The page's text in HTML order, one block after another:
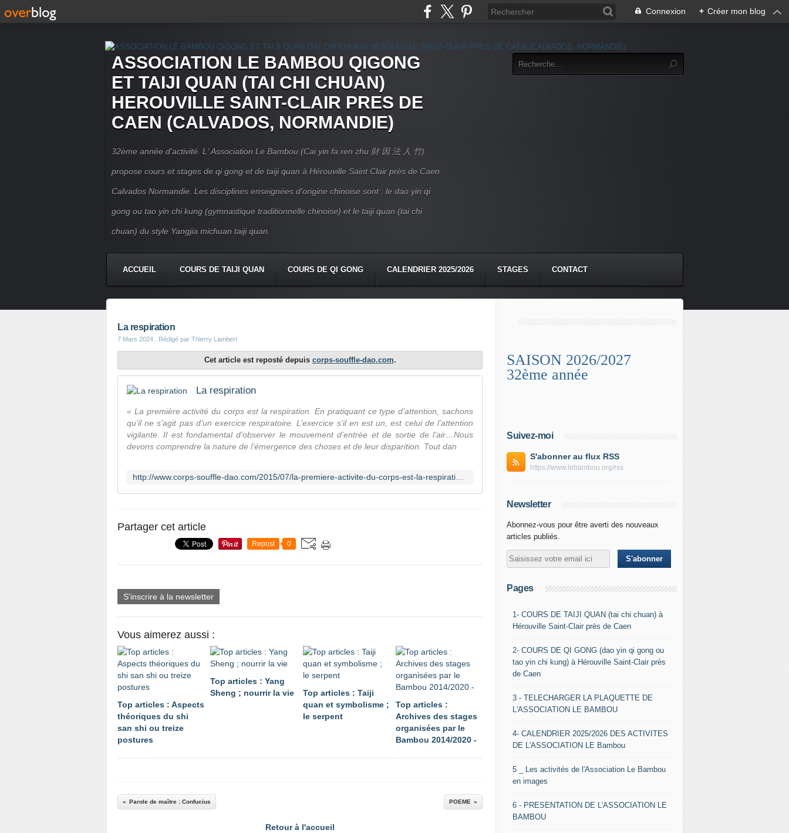
Connexion + Créer mon blog
ASSOCIATION LE BAMBOU QIGONG
ET TAIJI QUAN (TAI CHI CHUAN)
HEROUVILLE SAINT-CLAIR PRES DE
CAEN (CALVADOS, NORMANDIE)
32ème année d'activité. L' Association Le Bambou (Cai yin fa ren zhu 財 因 法 人 竹)
propose cours et stages de qi gong et de taiji quan à Hérouville Saint Clair près de Caen
Calvados Normandie. Les disciplines enseignées d'origine chinoise sont : le dao yin qi
gong ou tao yin chi kung (gymnastique traditionnelle chinoise) et le taiji quan (tai chi
chuan) du style Yangjia michuan taiji quan.
ACCUEIL COURS DE TAIJI QUAN COURS DE QI GONG CALENDRIER 2025/2026 STAGES CONTACT
La respiration
7 Mars 2024 , Rédigé par Thierry Lambert
Cet article est reposté depuis corps-souffle-dao.com.
La respiration
« La première activité du corps est la respiration. En pratiquant ce type d’attention, sachons
qu’il ne s’agit pas d’un exercice respiratoire. L’exercice s’il en est un, est celui de l’attention
vigilante. Il est fondamental d’observer le mouvement d’entrée et de sortie de l’air…Nous
devons comprendre la nature de l’émergence des choses et de leur disparition. Tout dan
http://www.corps-souffle-dao.com/2015/07/la-premiere-activite-du-corps-est-la-respiration-en-pratiquant-ce-type-d-attention-sachons-qu-il-ne-s-agit-pas-d-un-exercice-respira
Partager cet article
Repost 0
S'inscrire à la newsletter
Vous aimerez aussi :
Top articles : Aspects
théoriques du shi
san shi ou treize
postures
Top articles : Yang
Sheng ; nourrir la vie
Top articles : Taiji
quan et symbolisme ;
le serpent
Top articles :
Archives des stages
organisées par le
Bambou 2014/2020 -
Parole de maître : Confucius POEME
Retour à l'accueil
SAISON 2026/2027
32ème année
Suivez-moi
S'abonner au flux RSS
https://www.lebambou.org/rss
Newsletter
Abonnez-vous pour être averti des nouveaux
articles publiés.
Pages
1- COURS DE TAIJI QUAN (tai chi chuan) à
Hérouville Saint-Clair près de Caen
2- COURS DE QI GONG (dao yin qi gong ou
tao yin chi kung) à Hérouville Saint-Clair près
de Caen
3 - TELECHARGER LA PLAQUETTE DE
L'ASSOCIATION LE BAMBOU
4- CALENDRIER 2025/2026 DES ACTIVITES
DE L'ASSOCIATION LE Bambou
5 _ Les activités de l'Association Le Bambou
en images
6 - PRESENTATION DE L'ASSOCIATION LE
BAMBOU